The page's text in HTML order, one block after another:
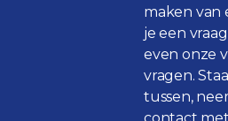
maken van
je een
even onze
vragen.
tussen,